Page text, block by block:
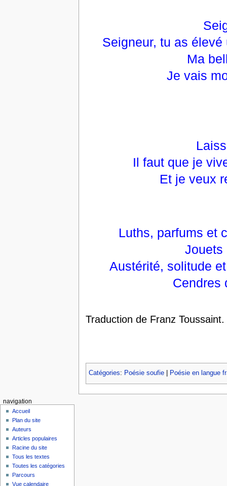
Seigneur, tu as
Ma
Je vais
Il faut que je
Et je veux
Luths, parfums et
Jouets
Austérité, solitude
Cendres
Traduction de Franz Toussaint.
Catégories: Poésie soufie| Poésie en langue
navigation
Accueil
Plan du site
Auteurs
Articles populaires
Racine du site
Tous les textes
Toutes les catégories
Parcours
Vue calendaire